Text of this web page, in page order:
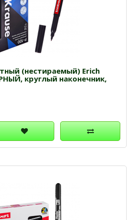
(нестираемый) Erich
круглый наконечник,